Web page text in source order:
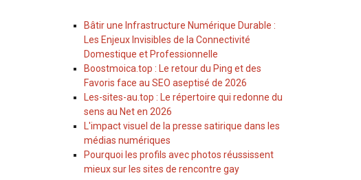
Bâtir une Infrastructure Numérique Durable :
Les Enjeux Invisibles de la Connectivité
Domestique et Professionnelle
Boostmoica.top : Le retour du Ping et des
Favoris face au SEO aseptisé de 2026
Les-sites-au.top : Le répertoire qui redonne du
sens au Net en 2026
L'impact visuel de la presse satirique dans les
médias numériques
Pourquoi les profils avec photos réussissent
mieux sur les sites de rencontre gay